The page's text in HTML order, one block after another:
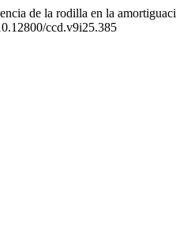
de la rodilla en la
ccd.v9i25.385